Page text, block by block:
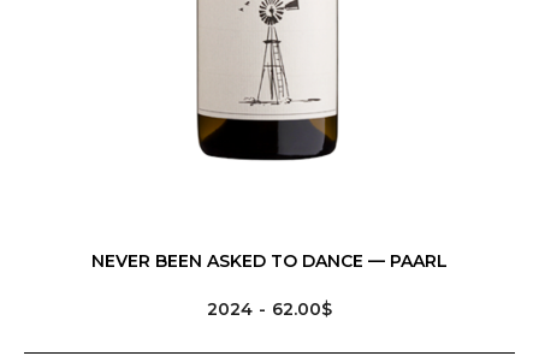
NEVER BEEN ASKED TO DANCE — PAARL
2024 62.00$